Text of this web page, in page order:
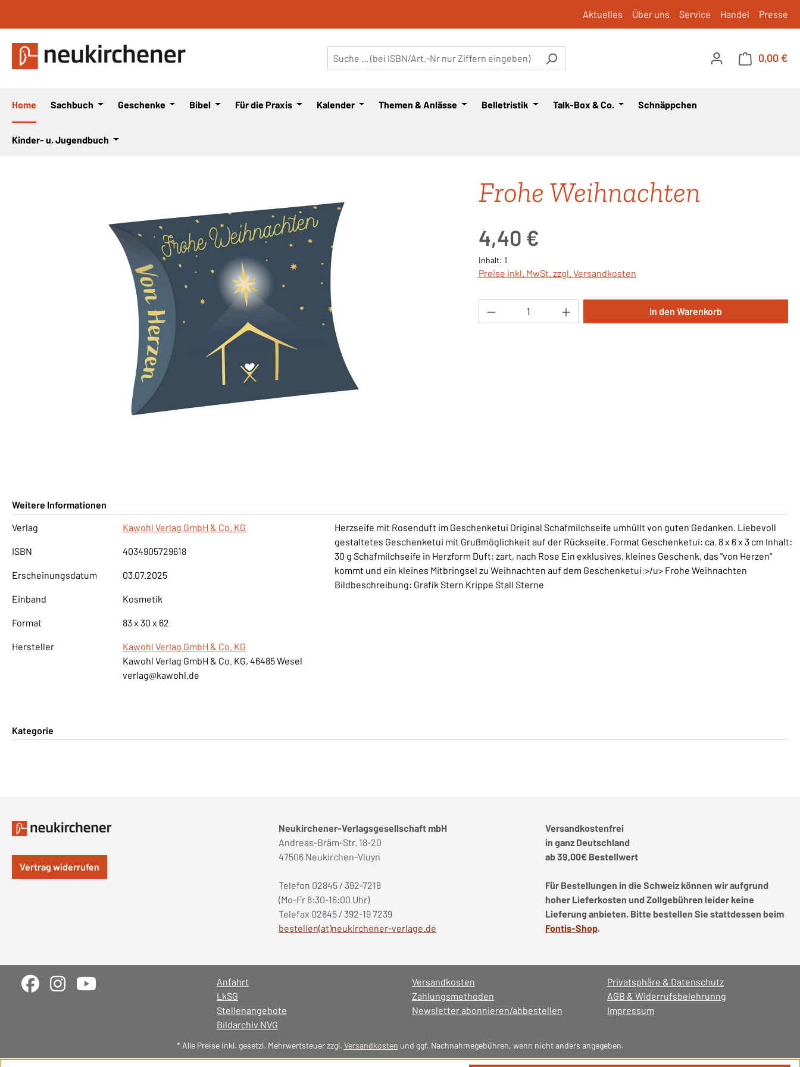
Aktuelles Über uns Service Handel Presse
0,00 €
Home Sachbuch Geschenke Bibel Für die Praxis Kalender Themen & Anlässe Belletristik Talk-Box & Co. Schnäppchen
Kinder- u. Jugendbuch
Frohe Weihnachten
4,40 €
Inhalt: 1
Preise inkl. MwSt. zzgl. Versandkosten
Produkt Anzahl: Gib den gewünschten Wert ein
In den Warenkorb
Weitere Informationen
Verlag
Kawohl Verlag GmbH & Co. KG
ISBN 4034905729618
Erscheinungsdatum 03.07.2025
Einband Kosmetik
Format 83 x 30 x 62
Hersteller
Kawohl Verlag GmbH & Co. KG
Kawohl Verlag GmbH & Co. KG, 46485 Wesel
verlag@kawohl.de
Herzseife mit Rosenduft im Geschenketui Original Schafmilchseife umhüllt von guten Gedanken. Liebevoll
gestaltetes Geschenketui mit Grußmöglichkeit auf der Rückseite. Format Geschenketui: ca. 8 x 6 x 3 cm Inhalt:
30 g Schafmilchseife in Herzform Duft: zart, nach Rose Ein exklusives, kleines Geschenk, das "von Herzen"
kommt und ein kleines Mitbringsel zu Weihnachten auf dem Geschenketui:>/u> Frohe Weihnachten
Bildbeschreibung: Grafik Stern Krippe Stall Sterne
Kategorie
Vertrag widerrufen
Neukirchener-Verlagsgesellschaft mbH
Andreas-Bräm-Str. 18-20
47506 Neukirchen-Vluyn
Telefon 02845 / 392-7218
(Mo-Fr 8:30-16:00 Uhr)
Telefax 02845 / 392-19 7239
bestellen(at)neukirchener-verlage.de
Versandkostenfrei
in ganz Deutschland
ab 39,00€ Bestellwert
Für Bestellungen in die Schweiz können wir aufgrund
hoher Lieferkosten und Zollgebühren leider keine
Lieferung anbieten. Bitte bestellen Sie stattdessen beim
Fontis-Shop.
Anfahrt
LkSG
Stellenangebote
Versandkosten
Zahlungsmethoden
Newsletter abonnieren/abbestellen
Privatsphäre & Datenschutz
AGB & Widerrufsbelehrunng
Impressum
Bildarchiv NVG
* Alle Preise inkl. gesetzl. Mehrwertsteuer zzgl. Versandkosten und ggf. Nachnahmegebühren, wenn nicht anders angegeben.